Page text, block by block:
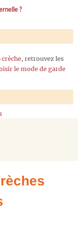
?
, retrouvez les
le mode de garde